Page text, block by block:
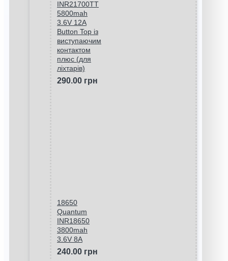
INR21700TT
5800mah
3.6V 12A
Button Top із
виступаючим
контактом
плюс (для
ліхтарів)
290.00 грн
18650
Quantum
INR18650
3800mah
3.6V 8A
240.00 грн